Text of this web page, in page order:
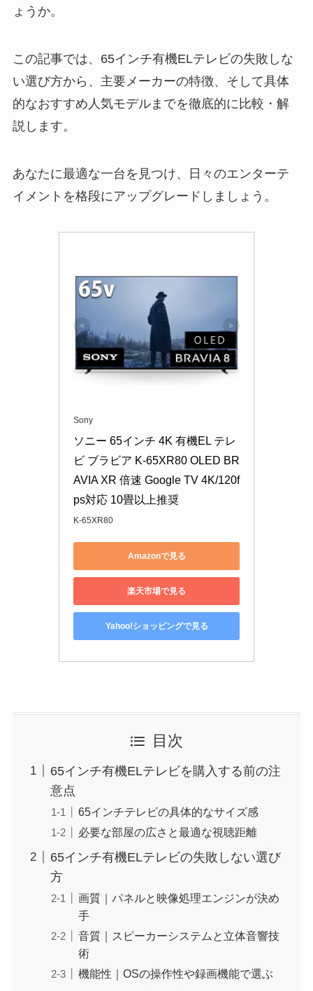
ょうか。
この記事では、65インチ有機ELテレビの失敗しな
い選び方から、主要メーカーの特徴、そして具体
的なおすすめ人気モデルまでを徹底的に比較・解
説します。
あなたに最適な一台を見つけ、日々のエンターテ
イメントを格段にアップグレードしましょう。
Sony
ソニー 65インチ 4K 有機EL テレ
ビ ブラビア K-65XR80 OLED BR
AVIA XR 倍速 Google TV 4K/120f
ps対応 10畳以上推奨
K-65XR80
Amazonで見る
楽天市場で見る
Yahoo!ショッピングで見る
目次
65インチ有機ELテレビを購入する前の注
意点
65インチテレビの具体的なサイズ感
必要な部屋の広さと最適な視聴距離
65インチ有機ELテレビの失敗しない選び
方
画質｜パネルと映像処理エンジンが決め
手
音質｜スピーカーシステムと立体音響技
術
機能性｜OSの操作性や録画機能で選ぶ